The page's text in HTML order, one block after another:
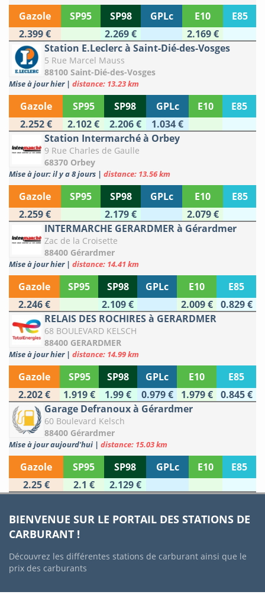
Gazole SP95 SP98 GPLc E10
E85
2.399 €
2.269 €
2.169 €
Station E.Leclerc à Saint-Dié-des-Vosges
5 Rue Marcel Mauss
88100 Saint-Dié-des-Vosges
Mise à jour hier | distance: 13.23 km
Gazole SP95 SP98 GPLc E10
E85
2.252 €
2.102 € 2.206 €
1.034 €
Station Intermarché à Orbey
9 Rue Charles de Gaulle
68370 Orbey
Mise à jour: il y a 8 jours | distance: 13.56 km
Gazole SP95 SP98 GPLc E10
E85
2.259 €
2.179 €
2.079 €
INTERMARCHE GERARDMER à Gérardmer
Zac de la Croisette
88400 Gérardmer
Mise à jour hier | distance: 14.41 km
Gazole SP95 SP98 GPLc E10
E85
2.246 €
2.109 € 2.009 €
0.829 €
RELAIS DES ROCHIRES à GERARDMER
68 BOULEVARD KELSCH
88400 GERARDMER
Mise à jour hier | distance: 14.99 km
Gazole SP95 SP98 GPLc E10
E85
2.202 €
1.919 € 1.99 € 0.979 € 1.979 €
0.845 €
Garage Defranoux à Gérardmer
60 Boulevard Kelsch
88400 Gérardmer
Mise à jour aujourd'hui | distance: 15.03 km
Gazole SP95 SP98 GPLc E10
E85
2.25 €
2.1 € 2.129 €
BIENVENUE SUR LE PORTAIL DES STATIONS DE
CARBURANT !
Découvrez les différentes stations de carburant ainsi que le
prix des carburants